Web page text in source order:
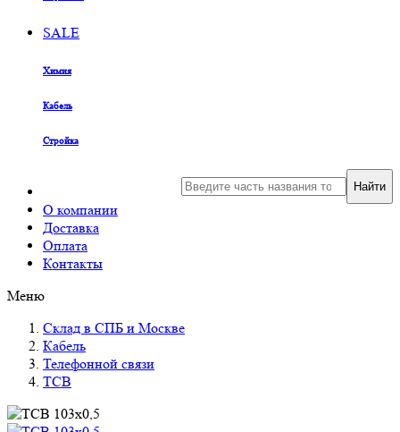
SALE
Химия
Кабель
Стройка
О компании
Доставка
Оплата
Контакты
Найти
Меню
Склад в СПБ и Москве
Кабель
Телефонной связи
ТСВ